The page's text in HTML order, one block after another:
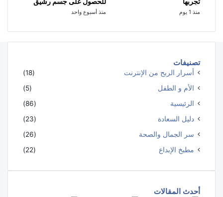
منذ 1 يوم منذ أسبوع واحد
تصنيفات
أسرار الربح من الإنترنت
(18)
الأم و الطفل
(5)
الرئيسية
(86)
دليل السعادة
(23)
سر الجمال والصحة
(26)
مطبخ الإبداع
(22)
أحدث المقالات